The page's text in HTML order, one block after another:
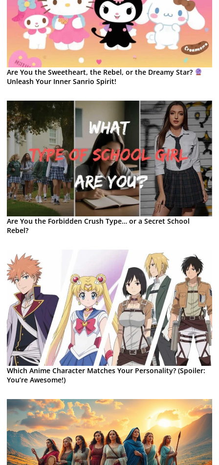
Are You the Sweetheart, the Rebel, or the Dreamy Star?
Unleash Your Inner Sanrio Spirit!
Are You the Forbidden Crush Type… or a Secret School
Rebel?
Which Anime Character Matches Your Personality? (Spoiler:
You’re Awesome!)